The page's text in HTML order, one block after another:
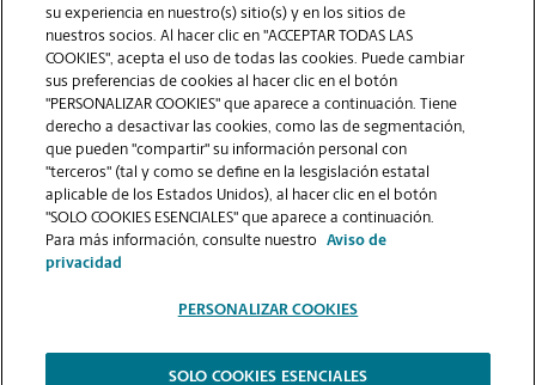
VER LA PÁGINA DE LA TIENDA
su experiencia en nuestro(s) sitio(s) y en los sitios de
nuestros socios. Al hacer clic en "ACCEPTAR TODAS LAS
COOKIES", acepta el uso de todas las cookies. Puede cambiar
sus preferencias de cookies al hacer clic en el botón
"PERSONALIZAR COOKIES" que aparece a continuación. Tiene
derecho a desactivar las cookies, como las de segmentación,
que pueden "compartir" su información personal con
"terceros" (tal y como se define en la lesgislación estatal
aplicable de los Estados Unidos), al hacer clic en el botón
"SOLO COOKIES ESENCIALES" que aparece a continuación.
Para más información, consulte nuestro
Aviso de
privacidad
PERSONALIZAR COOKIES
SOLO COOKIES ESENCIALES